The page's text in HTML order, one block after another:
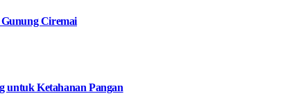
Ciremai
untuk Ketahanan Pangan